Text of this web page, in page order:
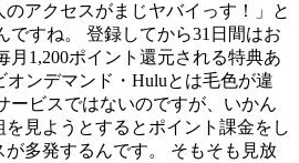
アクセスがまじヤバイっす！」と
ですね。 登録してから31日間はお
月1,200ポイント還元される特典あ
オンデマンド・Huluとは毛色が違
ービスではないのですが、いかん
見ようとするとポイント課金をし
多発するんです。 そもそも見放